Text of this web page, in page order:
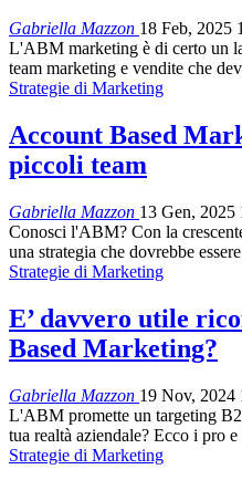
Gabriella Mazzon 18 Feb, 2025
L'ABM marketing è di certo un
team marketing e vendite che
Strategie di Marketing
Account Based
piccoli team
Gabriella Mazzon 13 Gen, 2025
Conosci l'ABM? Con la
una strategia che dovrebbe
Strategie di Marketing
E’ davvero utile
Based Marketing?
Gabriella Mazzon 19 Nov, 2024
L'ABM promette un targeting
tua realtà aziendale? Ecco i pro
Strategie di Marketing